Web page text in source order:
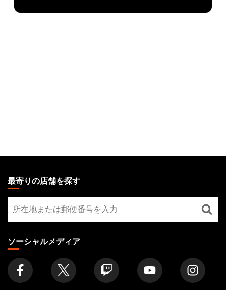
THE
GATHERING
FOOTER
最寄りの店舗を探す
寄
り
の
店
舗
を
探
ソーシャルメディア